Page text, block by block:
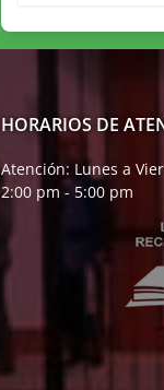
HORARIOS DE
Atención: Lunes a
2:00 pm - 5:00 pm